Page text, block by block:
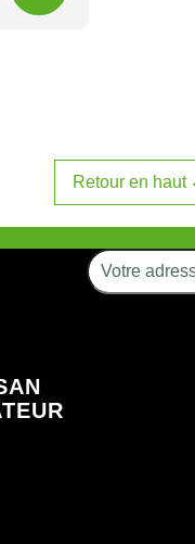
Retour en haut